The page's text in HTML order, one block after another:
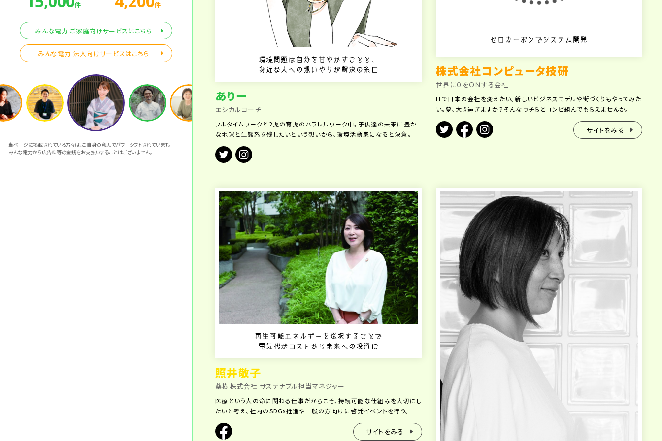
件 件
みんな電力 ご家庭向けサービスはこちら
みんな電力 法人向けサービスはこちら
当ページに掲載されている方々は、ご自身の意思でパワーシフトされています。
みんな電力から広告料等の金銭をお支払いすることはございません。
環境問題は自分を甘やかすことと、
身近な人への想いやりが解決の糸口
ありー
エシカルコーチ
フルタイムワークと2児の育児のパラレルワーク中。子供達の未来に豊か
な地球と生態系を残したいという想いから、環境活動家になると決意。
ゼロカーボンでシステム開発
株式会社コンピュータ技研
世界に０をＯＮする会社
ITで日本の会社を変えたい。新しいビジネスモデルや街づくりもやってみた
い。夢、大き過ぎますか？そんなウチらとコンビ組んでもらえませんか。
サイトをみる
再生可能エネルギーを選択することで
電気代がコストから未来への投資に
照井敬子
薬樹株式会社 サステナブル担当マネジャー
医療という人の命に関わる仕事だからこそ、持続可能な仕組みを大切にし
たいと考え、社内のSDGs推進や一般の方向けに啓発イベントを行う。
サイトをみる